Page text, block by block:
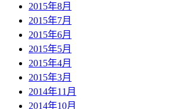
2015年8月
2015年7月
2015年6月
2015年5月
2015年4月
2015年3月
2014年11月
2014年10月